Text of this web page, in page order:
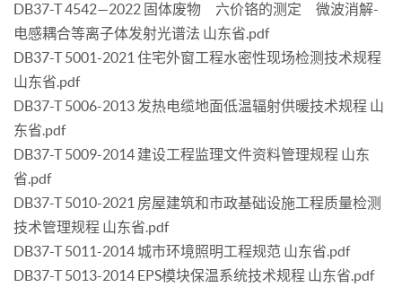
DB37-T 4542—2022 固体废物 六价铬的测定 微波消解-
电感耦合等离子体发射光谱法 山东省.pdf
DB37-T 5001-2021 住宅外窗工程水密性现场检测技术规程
山东省.pdf
DB37-T 5006-2013 发热电缆地面低温辐射供暖技术规程 山
东省.pdf
DB37-T 5009-2014 建设工程监理文件资料管理规程 山东
省.pdf
DB37-T 5010-2021 房屋建筑和市政基础设施工程质量检测
技术管理规程 山东省.pdf
DB37-T 5011-2014 城市环境照明工程规范 山东省.pdf
DB37-T 5013-2014 EPS模块保温系统技术规程 山东省.pdf